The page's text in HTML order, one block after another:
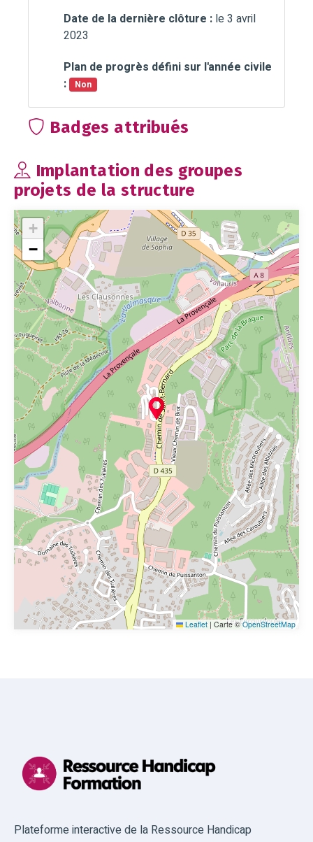
Date de la dernière clôture : le 3 avril
2023
Plan de progrès défini sur l'année civile
:
Non
Badges attribués
Implantation des groupes
projets de la structure
+
−
Leaflet | Carte ©OpenStreetMap
Plateforme interactive de la Ressource Handicap